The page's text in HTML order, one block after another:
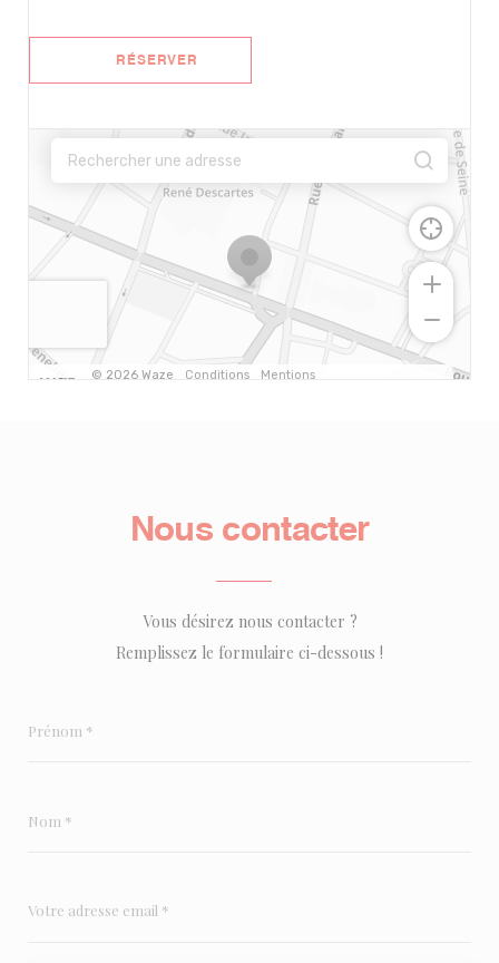
RÉSERVER
Nous contacter
Vous désirez nous contacter ?
Remplissez le formulaire ci-dessous !